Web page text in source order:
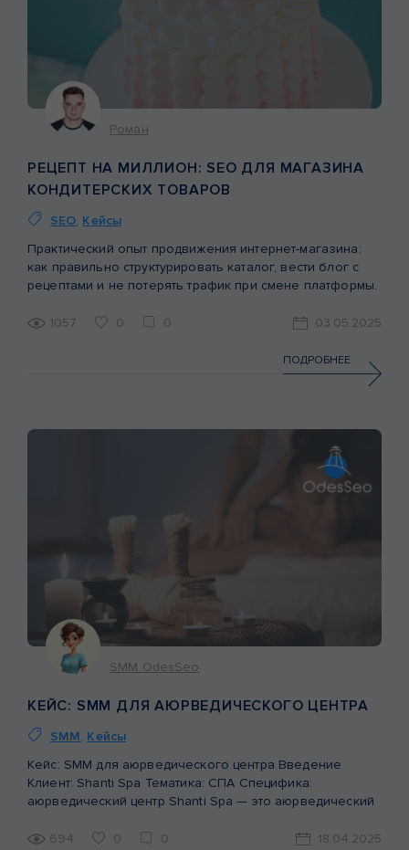
Роман
РЕЦЕПТ НА МИЛЛИОН: SEO ДЛЯ МАГАЗИНА
КОНДИТЕРСКИХ ТОВАРОВ
SEO, Кейсы
Практический опыт продвижения интернет-магазина:
как правильно структурировать каталог, вести блог с
рецептами и не потерять трафик при смене платформы.
1057 0 0 03.05.2025
ПОДРОБНЕЕ
SMM OdesSeo
КЕЙС: SMM ДЛЯ АЮРВЕДИЧЕСКОГО ЦЕНТРА
SMM, Кейсы
Кейс: SMM для аюрведического центра Введение
Клиент: Shanti Spa Тематика: СПА Специфика:
аюрведический центр Shanti Spa — это аюрведический
комплексах, где традиции Древней Индии гармонично
694 0 0 18.04.2025